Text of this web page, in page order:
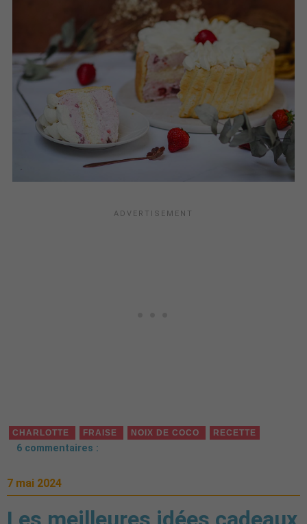
CHARLOTTE FRAISE NOIX DE COCO RECETTE
6 commentaires :
7 mai 2024